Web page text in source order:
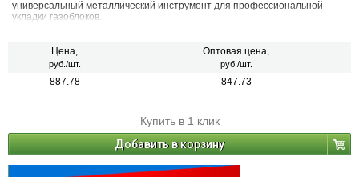
универсальный металлический инструмент для профессиональной
укладки газоблоков.
Цена,
руб./шт.
Оптовая цена,
руб./шт.
887.78 847.73
Купить в 1 клик
Добавить в корзину